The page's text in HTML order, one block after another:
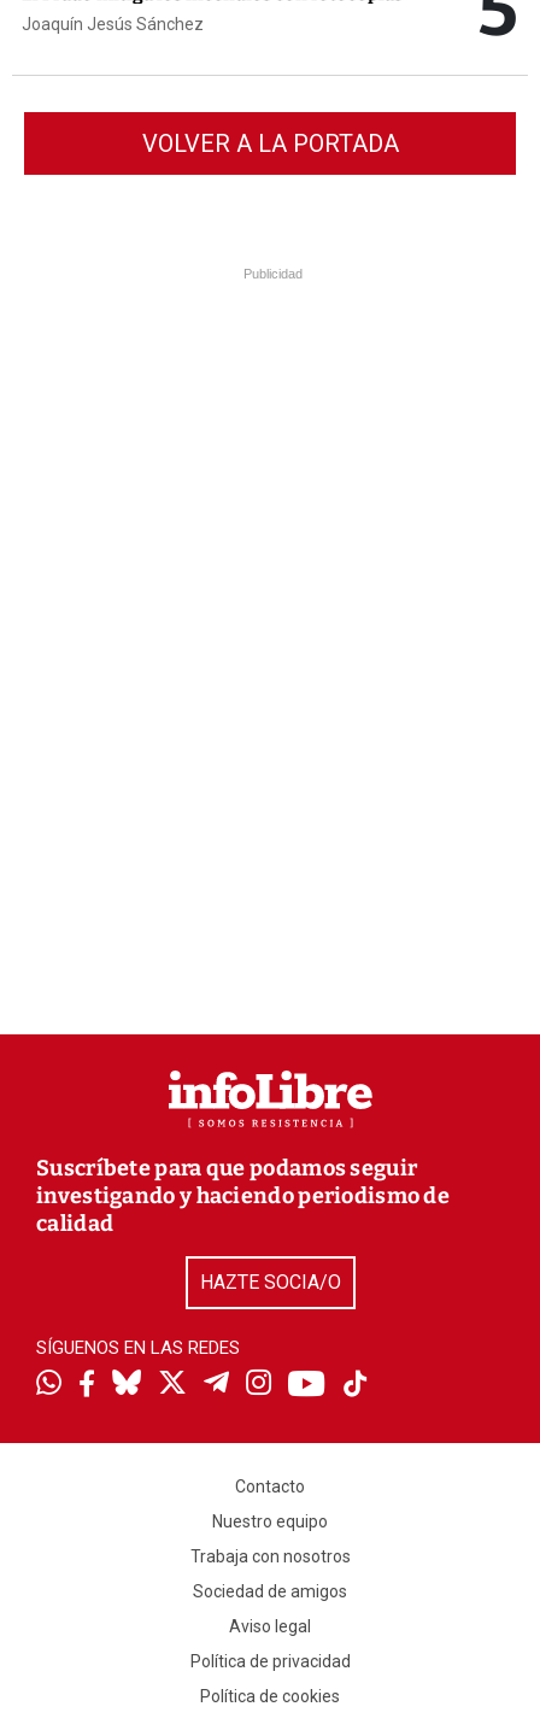
Joaquín Jesús Sánchez
VOLVER A LA PORTADA
Publicidad
Suscríbete para que podamos seguir
investigando y haciendo periodismo de
calidad
HAZTE SOCIA/O
SÍGUENOS EN LAS REDES
Contacto
Nuestro equipo
Trabaja con nosotros
Sociedad de amigos
Aviso legal
Política de privacidad
Política de cookies